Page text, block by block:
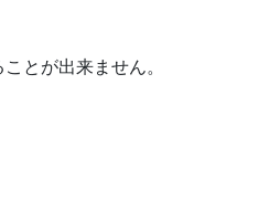
とが出来ません。